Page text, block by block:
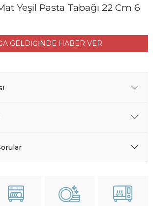
Yeşil Pasta Tabağı 22 Cm 6
GELDİĞİNDE HABER VER